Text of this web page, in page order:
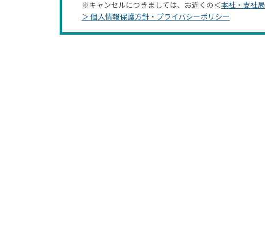
※キャンセルにつきましては、お近くの＜本社・支社局
＞ 個人情報保護方針・プライバシーポリシー